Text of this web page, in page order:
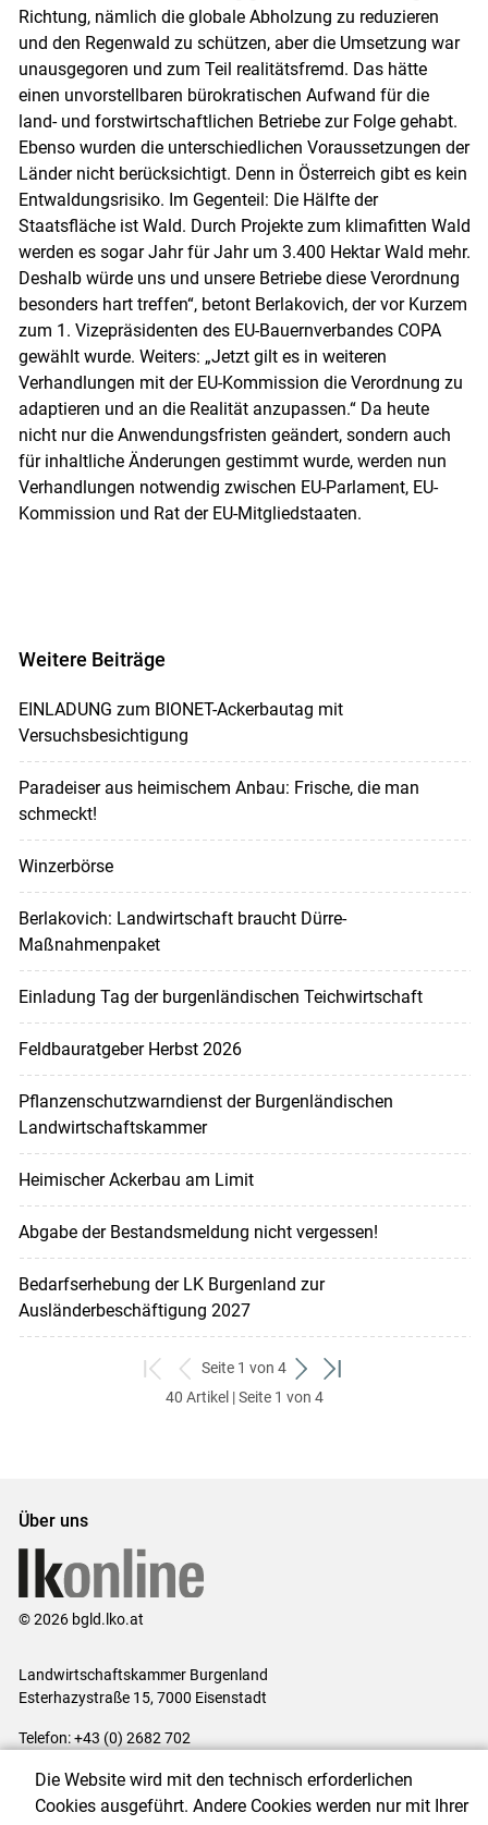
Richtung, nämlich die globale Abholzung zu reduzieren
und den Regenwald zu schützen, aber die Umsetzung war
unausgegoren und zum Teil realitätsfremd. Das hätte
einen unvorstellbaren bürokratischen Aufwand für die
land- und forstwirtschaftlichen Betriebe zur Folge gehabt.
Ebenso wurden die unterschiedlichen Voraussetzungen der
Länder nicht berücksichtigt. Denn in Österreich gibt es kein
Entwaldungsrisiko. Im Gegenteil: Die Hälfte der
Staatsfläche ist Wald. Durch Projekte zum klimafitten Wald
werden es sogar Jahr für Jahr um 3.400 Hektar Wald mehr.
Deshalb würde uns und unsere Betriebe diese Verordnung
besonders hart treffen“, betont Berlakovich, der vor Kurzem
zum 1. Vizepräsidenten des EU-Bauernverbandes COPA
gewählt wurde. Weiters: „Jetzt gilt es in weiteren
Verhandlungen mit der EU-Kommission die Verordnung zu
adaptieren und an die Realität anzupassen.“ Da heute
nicht nur die Anwendungsfristen geändert, sondern auch
für inhaltliche Änderungen gestimmt wurde, werden nun
Verhandlungen notwendig zwischen EU-Parlament, EU-
Kommission und Rat der EU-Mitgliedstaaten.
Weitere Beiträge
EINLADUNG zum BIONET-Ackerbautag mit
Versuchsbesichtigung
Paradeiser aus heimischem Anbau: Frische, die man
schmeckt!
Winzerbörse
Berlakovich: Landwirtschaft braucht Dürre-
Maßnahmenpaket
Einladung Tag der burgenländischen Teichwirtschaft
Feldbauratgeber Herbst 2026
Pflanzenschutzwarndienst der Burgenländischen
Landwirtschaftskammer
Heimischer Ackerbau am Limit
Abgabe der Bestandsmeldung nicht vergessen!
Bedarfserhebung der LK Burgenland zur
Ausländerbeschäftigung 2027
zum
ersten
zurück
zum
Seite 1 von 4
weiter
zum
zum
40 Artikel | Seite 1 von 4
Über uns
© 2026 bgld.lko.at
Landwirtschaftskammer Burgenland
Esterhazystraße 15, 7000 Eisenstadt
Telefon: +43 (0) 2682 702
Impressum|Kontakt|Datenschutzerklärung|Barrierefreiheit|
Die Website wird mit den technisch erforderlichen
Cookies ausgeführt. Andere Cookies werden nur mit Ihrer